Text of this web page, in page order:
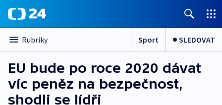
Rubriky Sport SLEDOVAT
EU bude po roce 2020 dávat
víc peněz na bezpečnost,
shodli se lídři